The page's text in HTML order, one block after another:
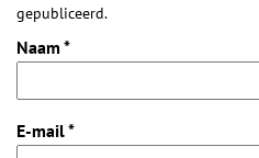
gepubliceerd.
Naam *
E-mail*